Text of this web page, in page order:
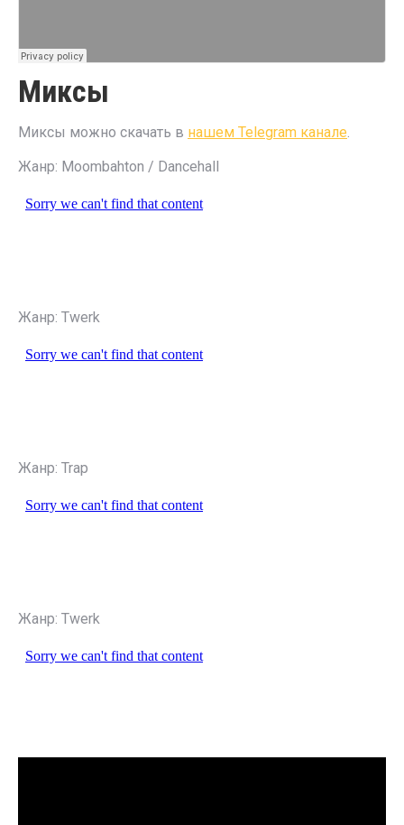
Миксы
Миксы можно скачать в нашем Telegram канале.
Жанр: Moombahton / Dancehall
Жанр: Twerk
Жанр: Trap
Жанр: Twerk